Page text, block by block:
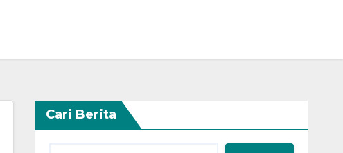
Cari Berita